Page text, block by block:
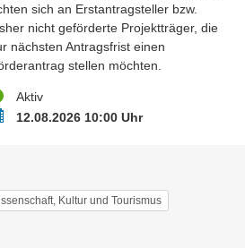
sich an Erstantragsteller bzw.
nicht geförderte Projektträger, die
nächsten Antragsfrist einen
stellen möchten.
Aktiv
12.08.2026 10:00 Uhr
Kultur und Tourismus